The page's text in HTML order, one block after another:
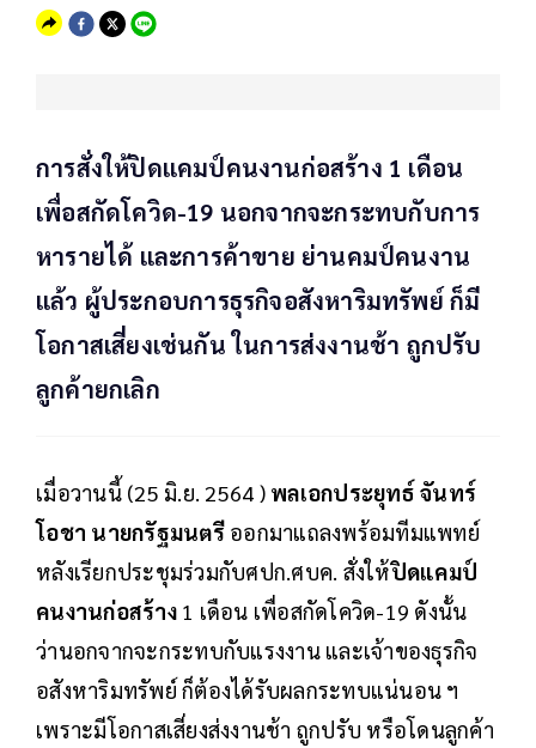
การสั่งให้ปิดแคมป์คนงานก่อสร้าง 1 เดือน
เพื่อสกัดโควิด-19 นอกจากจะกระทบกับการ
หารายได้ และการค้าขาย ย่านคมป์คนงาน
แล้ว ผู้ประกอบการธุรกิจอสังหาริมทรัพย์ ก็มี
โอกาสเสี่ยงเช่นกัน ในการส่งงานช้า ถูกปรับ
ลูกค้ายกเลิก
เมื่อวานนี้ (25 มิ.ย. 2564 ) พลเอกประยุทธ์ จันทร์
โอชา นายกรัฐมนตรี ออกมาแถลงพร้อมทีมแพทย์
หลังเรียกประชุมร่วมกับศปก.ศบค. สั่งให้ปิดแคมป์
คนงานก่อสร้าง1 เดือน เพื่อสกัดโควิด-19 ดังนั้น
ว่านอกจากจะกระทบกับแรงงาน และเจ้าของธุรกิจ
อสังหาริมทรัพย์ ก็ต้องได้รับผลกระทบแน่นอน ฯ
เพราะมีโอกาสเสี่ยงส่งงานช้า ถูกปรับ หรือโดนลูกค้า